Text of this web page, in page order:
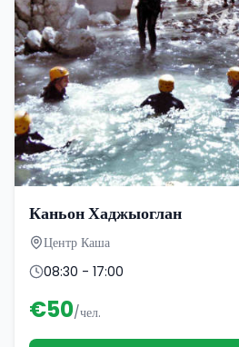
Каньон Хаджыоглан
Центр Каша
08:30 - 17:00
€50/чел.